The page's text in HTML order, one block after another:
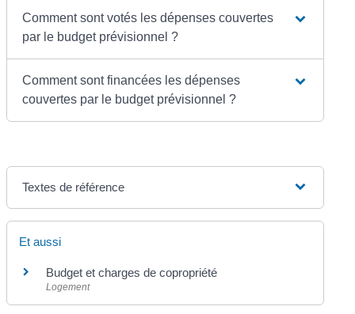
Comment sont votés les dépenses couvertes
par le budget prévisionnel ?
Comment sont financées les dépenses
couvertes par le budget prévisionnel ?
Textes de référence
Et aussi
Budget et charges de copropriété
Logement